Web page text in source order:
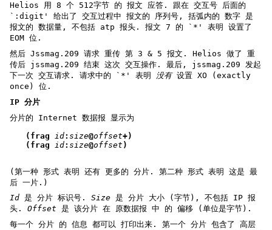
Helios 用 8 个 512字节 的 报文 应答. 跟在 交互号 后面的
`:digit' 给出了 交互过程中 报文的 序列号, 括弧内的 数字 是
报文的 数据量, 不包括 atp 报头. 报文 7 的 `*' 表明 设置了
EOM 位.
然后 Jssmag.209 请求 重传 第 3 & 5 报文. Helios 做了 重
传后 jssmag.209 结束 这次 交互操作. 最后, jssmag.209 发起
下一次 交互请求. 请求中的 `*' 表明 没有设置 XO (exactly
once) 位.
IP 分片
分片的 Internet 数据报 显示为
(frag
id: size@offset+)
(frag
id: size@offset )
(第一种 形式 表明 还有 更多的 分片. 第二种 形式 表明 这是 最
后 一片.)
Id 是 分片 标识号. Size 是 分片 大小 (字节), 不包括 IP 报
头. Offset 是 该分片 在 原数据报 中 的 偏移 (单位是字节).
每一个 分片 的 信息 都可以 打印出来. 第一个 分片 包含了 高层